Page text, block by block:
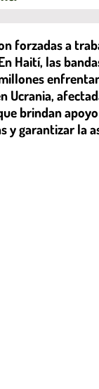
forzadas a
Haití, las
Ucrania,
brindan
garantizar la